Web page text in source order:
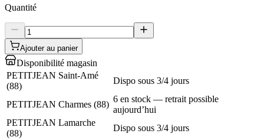
Quantité
Ajouter au panier
Disponibilité magasin
PETITJEAN Saint-Amé
(88)
Dispo sous 3/4 jours
PETITJEAN Charmes (88)
6 en stock — retrait possible
aujourd’hui
PETITJEAN Lamarche
(88)
Dispo sous 3/4 jours